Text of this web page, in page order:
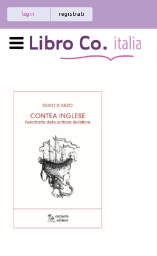
registrati
login